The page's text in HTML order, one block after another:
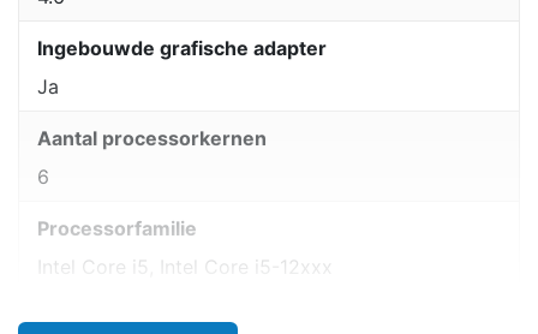
Ingebouwde grafische adapter
Ja
Aantal processorkernen
6
Processorfamilie
Intel Core i5, Intel Core i5-12xxx